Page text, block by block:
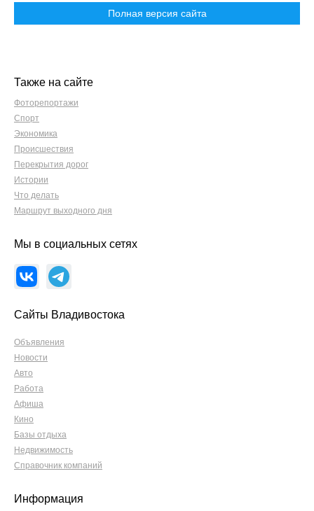
Полная версия сайта
Также на сайте
Фоторепортажи
Спорт
Экономика
Происшествия
Перекрытия дорог
Истории
Что делать
Маршрут выходного дня
Мы в социальных сетях
Сайты Владивостока
Объявления
Новости
Авто
Работа
Афиша
Кино
Базы отдыха
Недвижимость
Справочник компаний
Информация